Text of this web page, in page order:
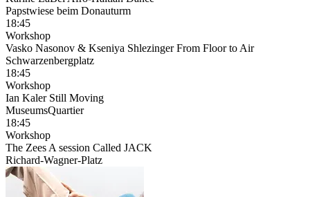
Papstwiese beim Donauturm
18:45
Workshop
Vasko Nasonov & Kseniya Shlezinger From Floor to Air
Schwarzenbergplatz
18:45
Workshop
Ian Kaler Still Moving
MuseumsQuartier
18:45
Workshop
The Zees A session Called JACK
Richard-Wagner-Platz